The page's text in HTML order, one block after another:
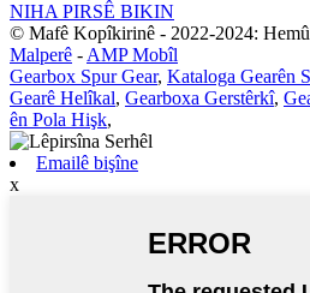
NIHA PIRSÊ BIKIN
© Mafê Kopîkirinê - 2022-2024: Hemû
Malperê - AMP Mobîl
Gearbox Spur Gear, Kataloga Gearên
Gearê Helîkal, Gearboxa Gerstêrkî,
ên Pola Hişk,
Emailê bişîne
x